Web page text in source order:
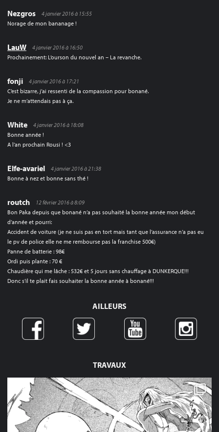
TRAVAUX
Nezgros
4 janvier 2016 à 15:55
Norage de mon bananage !
LauW
4 janvier 2016 à 16:50
Prochainement: L’ourson du nouvel an – La revanche.
fonji
4 janvier 2016 à 17:21
C’est bizarre, j’ai ressenti de la compassion pour bonané.
Je ne m’attendais pas à ça.
White
4 janvier 2016 à 18:08
Bonne année !
A l’an prochain Rousi ! <3
Elfe-avariel
4 janvier 2016 à 21:38
Bonne à nez et bonne sans thé !
routch
12 février 2016 à 8:09
Bon Paka depuis que bonané n’a pas souhaité la bonne année mon début
d’année et pourri:
Accident de voiture (je ne suis pas en tort mais tant que l’assurance n’a pas eu
le pv de police elle ne me rembourse pas la franchise 500€)
Panne de batterie : 98€
Ordi puis plante : 70 €
Chaudière qui me lâche : 532€ et 5 jours sans chauffage à DUNKERQUE!!!
Donc s’il te plait fais souhaiter la bonne année à bonané!!!
AILLEURS